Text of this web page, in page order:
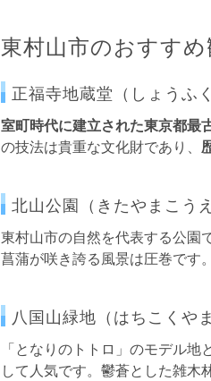
東村山市のおすす
正福寺地蔵堂（しょうふ
室町時代に建立された東京都最
の技法は貴重な文化財であり、
北山公園（きたやまこうえ
東村山市の自然を代表する公園で
菖蒲が咲き誇る風景は圧巻です
八国山緑地（はちこくや
「となりのトトロ」のモデル地
して人気です。鬱蒼とした雑木